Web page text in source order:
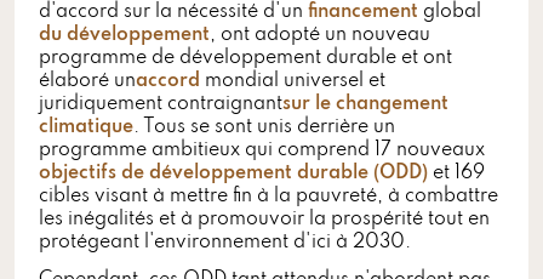
d'accord sur la nécessité d'un financement global
du développement, ont adopté un nouveau
programme de développement durable et ont
élaboré unaccord mondial universel et
juridiquement contraignantsur le changement
climatique. Tous se sont unis derrière un
programme ambitieux qui comprend 17 nouveaux
objectifs de développement durable (ODD) et 169
cibles visant à mettre fin à la pauvreté, à combattre
les inégalités et à promouvoir la prospérité tout en
protégeant l'environnement d'ici à 2030.